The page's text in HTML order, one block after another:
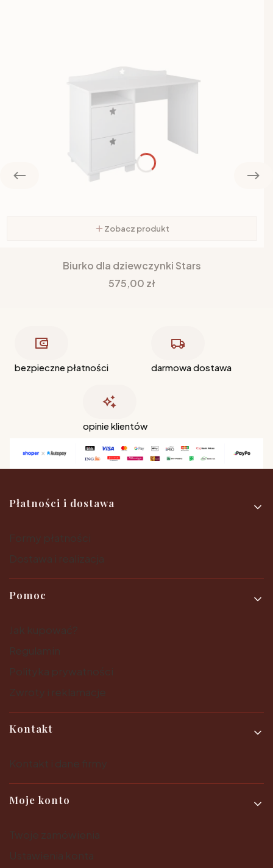
Zobacz produkt
Biurko dla dziewczynki Stars
Cena
575,00 zł
bezpieczne płatności darmowa dostawa
opinie klientów
Linki w stopce
Płatności i dostawa
Pomoc
Kontakt
Moje konto